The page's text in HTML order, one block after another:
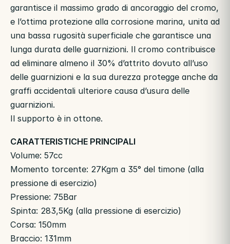
garantisce il massimo grado di ancoraggio del cromo,
e l’ottima protezione alla corrosione marina, unita ad
una bassa rugosità superficiale che garantisce una
lunga durata delle guarnizioni. Il cromo contribuisce
ad eliminare almeno il 30% d’attrito dovuto all’uso
delle guarnizioni e la sua durezza protegge anche da
graffi accidentali ulteriore causa d’usura delle
guarnizioni.
Il supporto è in ottone.
CARATTERISTICHE PRINCIPALI
Volume: 57cc
Momento torcente: 27Kgm a 35° del timone (alla
pressione di esercizio)
Pressione: 75Bar
Spinta: 283,5Kg (alla pressione di esercizio)
Corsa: 150mm
Braccio: 131mm